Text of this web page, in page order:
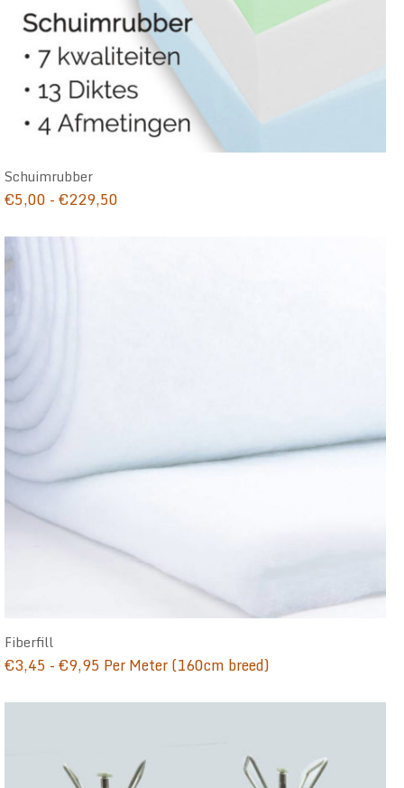
Schuimrubber
€5,00 -€229,50
Fiberfill
€3,45 -€9,95 Prijsklasse:
tot
Per Meter (160cm breed)